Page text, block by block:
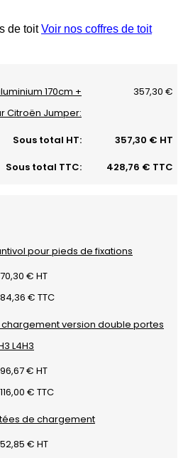
de toitVoir nos coffres de toit
170cm +
Citroën Jumper:
357,30 €
Sous total HT:
357,30 € HT
Sous total TTC:
428,76 € TTC
pour pieds de fixations
70,30 € HT
84,36 € TTC
version double portes
L4H3
96,67 € HT
116,00 € TTC
de chargement
52,85 € HT